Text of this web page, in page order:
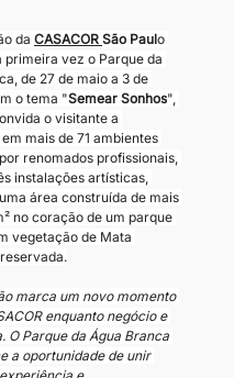
da CASACOR São Paulo
primeira vez o Parque da
de 27 de maio a 3 de
o tema "Semear Sonhos",
o visitante a
mais de 71 ambientes
renomados profissionais,
instalações artísticas,
área construída de mais
no coração de um parque
vegetação de Mata
marca um novo momento
enquanto negócio e
O Parque da Água Branca
a oportunidade de unir